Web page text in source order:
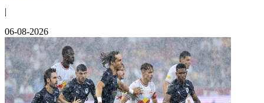
|
06-08-2026